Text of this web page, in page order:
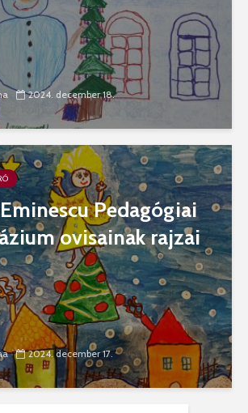
2024. december 18.
Pedagógiai
ovisainak rajzai
2024. december 17.